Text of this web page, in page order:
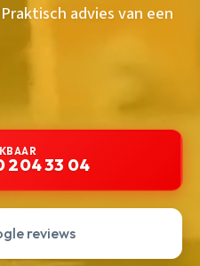
advies van een
204 33 04
reviews